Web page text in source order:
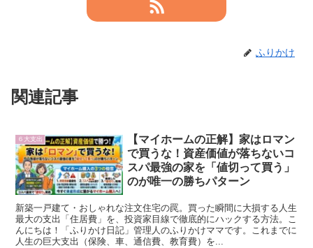
ふりかけ
関連記事
６大支出
【マイホームの正解】家はロマン
で買うな！資産価値が落ちないコ
スパ最強の家を「値切って買う」
のが唯一の勝ちパターン
新築一戸建て・おしゃれな注文住宅の罠。買った瞬間に大損する人生
最大の支出「住居費」を、投資家目線で徹底的にハックする方法。こ
んにちは！「ふりかけ日記」管理人のふりかけママです。これまでに
人生の巨大支出（保険、車、通信費、教育費）を...